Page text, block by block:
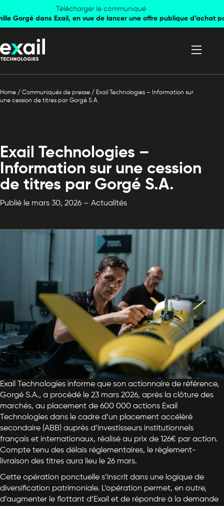
navigation
content
Télécharger le communiqué
Gorgé dans Exail, en vue de lancer une offre publique d’achat
Home / Communiqués de presse / Exail Technologies – Information sur
une cession de titres par Gorgé S.A.
Exail Technologies –
Information sur une cession
de titres par Gorgé S.A.
Publié le mars 30, 2026 – Actualités
Exail Technologies informe que son actionnaire de référence,
Gorgé S.A., a procédé le 23 mars 2026, après la clôture des
marchés, au placement de 600 000 actions Exail
Technologies dans le cadre d’un placement accéléré
secondaire (ABB) auprès d’investisseurs institutionnels
français et internationaux, réalisé au prix de 126€ par action.
Compte tenu des délais réglementaires, le règlement-
livraison des titres aura lieu le 26 mars.
Cette opération ponctuelle s’inscrit dans une logique de
diversification patrimoniale. L’opération permet, en outre,
d’augmenter le flottant d’Exail et de répondre à la demande